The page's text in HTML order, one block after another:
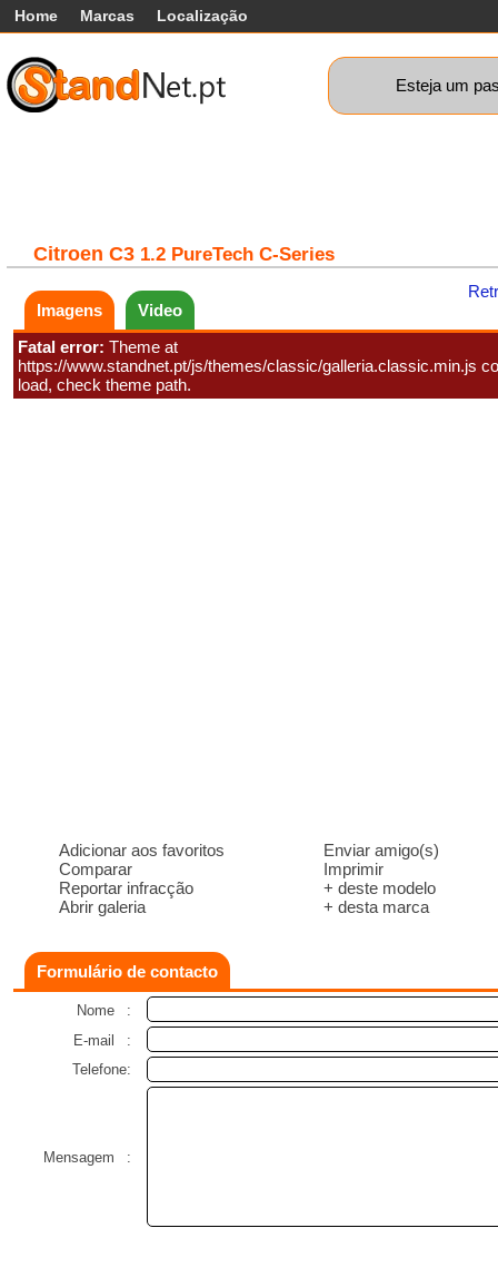
Home Marcas Localização
Esteja um
Citroen C3 1.2 PureTech C-Series
Imagens
Video
Fatal error: Theme at
https://www.standnet.pt/js/themes/classic/galleria.classic.min.js
load, check theme path.
Adicionar aos favoritos
Comparar
Reportar infracção
Abrir galeria
Enviar amigo(s)
Imprimir
+ deste modelo
+ desta marca
Formulário de contacto
Nome
:
E-mail
:
Telefone:
Mensagem :